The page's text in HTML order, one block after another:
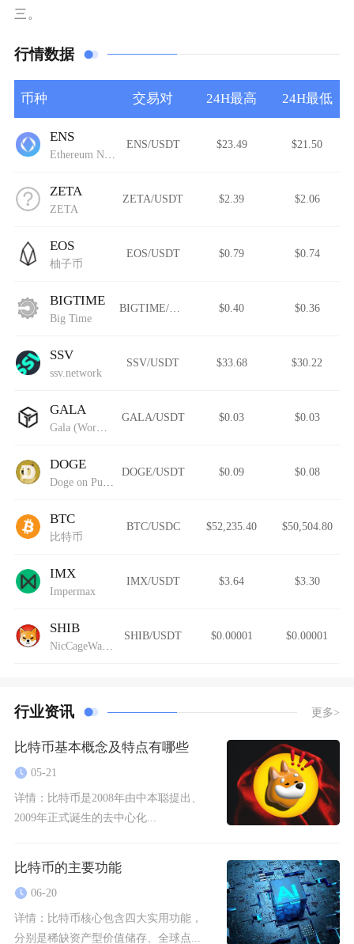
三。
行情数据
币种 交易对 24H最高 24H最低
ENS ENS/USDT $23.49 $21.50
ZETA
ZETA
ZETA/USDT $2.39 $2.06
EOS
柚子币
EOS/USDT $0.79 $0.74
BIGTIME
Big Time
$0.40 $0.36
SSV
ssv.network
SSV/USDT $33.68 $30.22
GALA GALA/USDT $0.03 $0.03
DOGE DOGE/USDT $0.09 $0.08
BTC
比特币
BTC/USDC $52,235.40 $50,504.80
IMX
Impermax
IMX/USDT $3.64 $3.30
SHIB SHIB/USDT $0.00001 $0.00001
行业资讯 更多>
比特币基本概念及特点有哪些
05-21
详情： 比特币是2008年由中本聪提出、
2009年正式诞生的去中心化...
比特币的主要功能
06-20
详情： 比特币核心包含四大实用功能，
分别是稀缺资产型价值储存、全球点...